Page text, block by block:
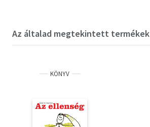
Az általad megtekintett termékek
KÖNYV